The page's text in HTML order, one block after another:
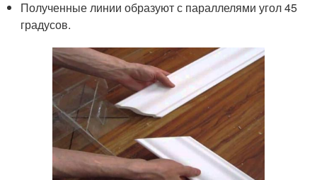
Полученные линии образуют с параллелями угол 45
градусов.